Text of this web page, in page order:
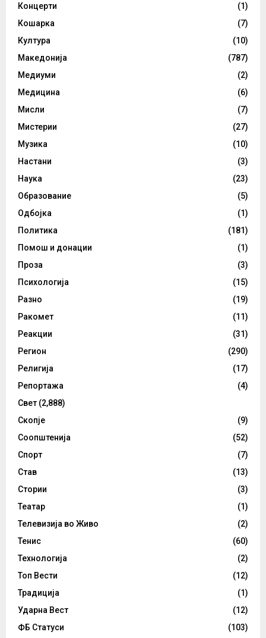
Концерти
(1)
Кошарка
(7)
Култура
(10)
Македонија
(787)
Медиуми
(2)
Медицина
(6)
Мисли
(7)
Мистерии
(27)
Музика
(10)
Настани
(3)
Наука
(23)
Образование
(5)
Одбојка
(1)
Политика
(181)
Помош и донации
(1)
Проза
(3)
Психологија
(15)
Разно
(19)
Ракомет
(11)
Реакции
(31)
Регион
(290)
Религија
(17)
Репортажа
(4)
Свет (2,888)
Скопје
(9)
Соопштенија
(52)
Спорт
(7)
Став
(13)
Стории
(3)
Театар
(1)
Телевизија во Живо
(2)
Тенис
(60)
Технологија
(2)
Топ Вести
(12)
Традиција
(1)
Ударна Вест
(12)
ФБ Статуси
(103)